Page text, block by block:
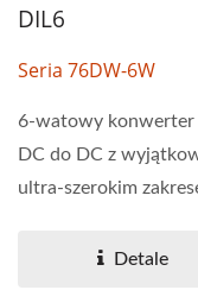
DIL6
Seria 76DW-6W
6-watowy konwerter
DC do DC z
ultra-szerokim
Detale